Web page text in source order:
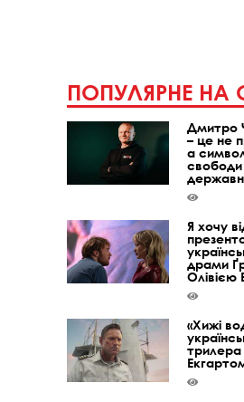
ПОПУЛЯРНЕ НА
Дмитро
– це не
а
Я хочу
драми
Олівією
«Хижі